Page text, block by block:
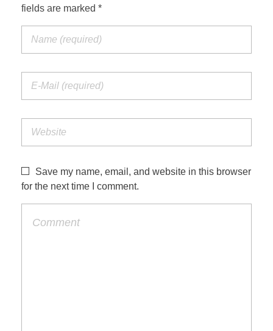
fields are marked *
Save my name, email, and website in this browser
for the next time I comment.